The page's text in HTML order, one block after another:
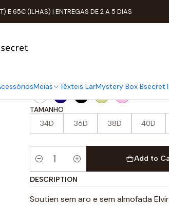
Meias Têxteis LarMystery Box Bsecret
E 65€ (ILHAS) | ENTREGAS DE 2 A 5 DIAS
Copas Copa D Soutien sem Aro Copa D
COR
TAMANHO
34D 36D 38D 40D
Quantity
Add to
DESCRIPTION
Soutien sem aro e sem almofada